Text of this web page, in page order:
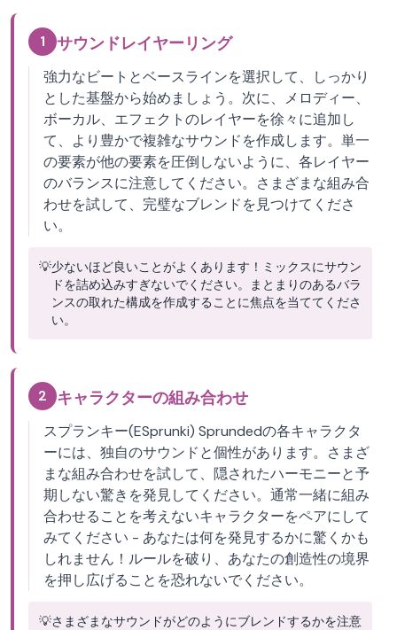
1 サウンドレイヤーリング
強力なビートとベースラインを選択して、しっかり
とした基盤から始めましょう。次に、メロディー、
ボーカル、エフェクトのレイヤーを徐々に追加し
て、より豊かで複雑なサウンドを作成します。単一
の要素が他の要素を圧倒しないように、各レイヤー
のバランスに注意してください。さまざまな組み合
わせを試して、完璧なブレンドを見つけてくださ
い。
💡少ないほど良いことがよくあります！ミックスにサウン
ドを詰め込みすぎないでください。まとまりのあるバラ
ンスの取れた構成を作成することに焦点を当ててくださ
い。
2 キャラクターの組み合わせ
スプランキー(ESprunki) Sprundedの各キャラクタ
ーには、独自のサウンドと個性があります。さまざ
まな組み合わせを試して、隠されたハーモニーと予
期しない驚きを発見してください。通常一緒に組み
合わせることを考えないキャラクターをペアにして
みてください - あなたは何を発見するかに驚くかも
しれません！ルールを破り、あなたの創造性の境界
を押し広げることを恐れないでください。
💡さまざまなサウンドがどのようにブレンドするかを注意